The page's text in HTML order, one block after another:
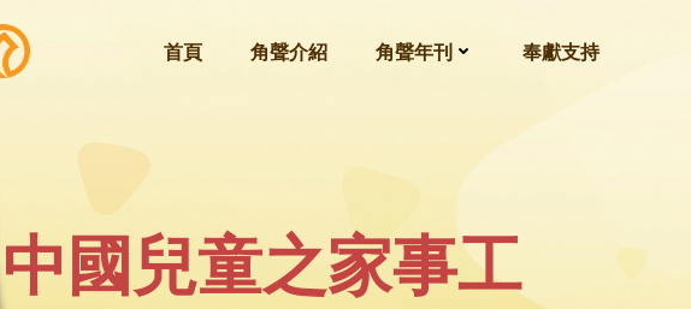
首頁 角聲介紹 角聲年刊 奉獻支持
中國兒童之家事工